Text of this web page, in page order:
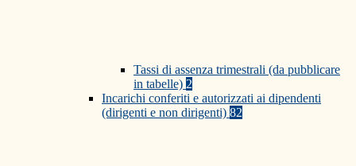
Tassi di assenza trimestrali (da pubblicare
in tabelle) 2
Incarichi conferiti e autorizzati ai dipendenti
(dirigenti e non dirigenti) 82